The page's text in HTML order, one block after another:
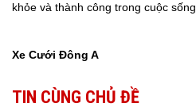
khỏe và thành công trong cuộc sống
Xe Cưới Đông A
TIN CÙNG CHỦ ĐỀ